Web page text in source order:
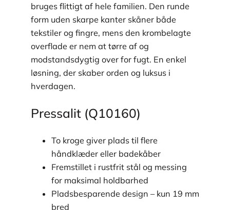
bruges flittigt af hele familien. Den runde
form uden skarpe kanter skåner både
tekstiler og fingre, mens den krombelagte
overflade er nem at tørre af og
modstandsdygtig over for fugt. En enkel
løsning, der skaber orden og luksus i
hverdagen.
Pressalit (Q10160)
To kroge giver plads til flere
håndklæder eller badekåber
Fremstillet i rustfrit stål og messing
for maksimal holdbarhed
Pladsbesparende design – kun 19 mm
bred